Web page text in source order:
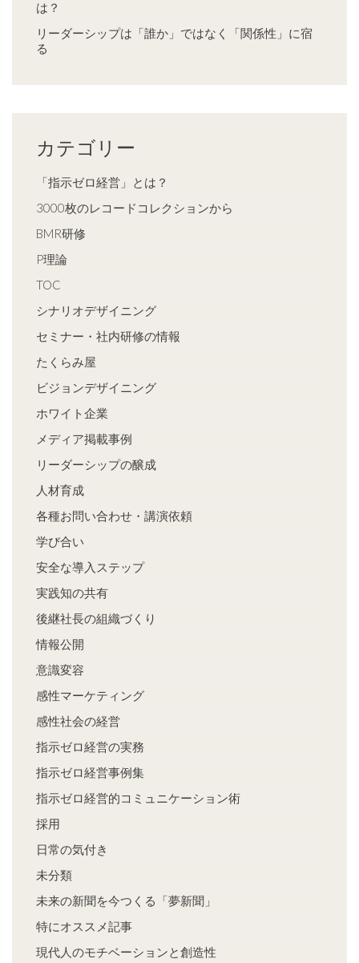
は？
リーダーシップは「誰か」ではなく「関係性」に宿
る
カテゴリー
「指示ゼロ経営」とは？
3000枚のレコードコレクションから
BMR研修
P理論
TOC
シナリオデザイニング
セミナー・社内研修の情報
たくらみ屋
ビジョンデザイニング
ホワイト企業
メディア掲載事例
リーダーシップの醸成
人材育成
各種お問い合わせ・講演依頼
学び合い
安全な導入ステップ
実践知の共有
後継社長の組織づくり
情報公開
意識変容
感性マーケティング
感性社会の経営
指示ゼロ経営の実務
指示ゼロ経営事例集
指示ゼロ経営的コミュニケーション術
採用
日常の気付き
未分類
未来の新聞を今つくる「夢新聞」
特にオススメ記事
現代人のモチベーションと創造性